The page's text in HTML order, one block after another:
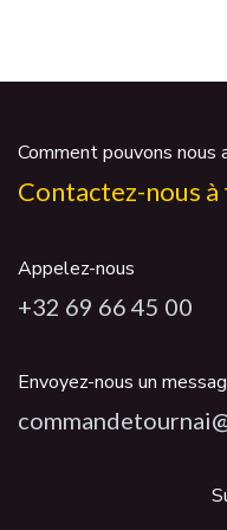
Comment pouvons nous
Contactez-nous
Appelez-nous
+32 69 66 45 00
Envoyez-nous un